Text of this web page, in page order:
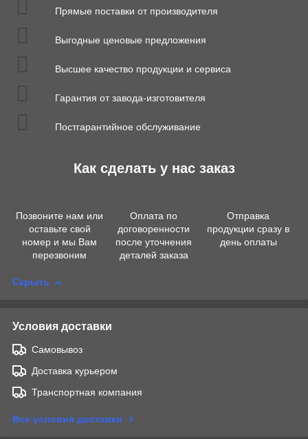
Прямые поставки от производителя
Выгодные ценовые предложения
Высшее качество продукции и сервиса
Гарантия от завода-изготовителя
Постгарантийное обслуживание
Как сделать у нас заказ
Позвоните нам или
оставьте свой
номер и мы Вам
перезвоним
Оплата по
договоренности
после уточнения
деталей заказа
Отправка
продукции сразу в
день оплаты
Скрыть
Условия доставки
Самовывоз
Доставка курьером
Транспортная компания
Все условия доставки